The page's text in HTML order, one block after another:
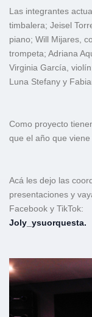
Las integrantes
timbalera; Jeisel
piano; Will Mijares,
trompeta; Adriana
Virginia García,
Luna Stefany y
Como proyecto
que el año que viene
Acá les dejo las
presentaciones y
Facebook y TikTok:
Joly_ysuorquesta.